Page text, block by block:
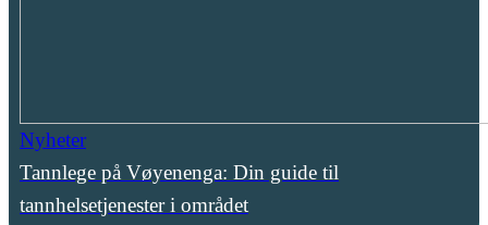
Nyheter
Tannlege på Vøyenenga: Din guide til
tannhelsetjenester i området